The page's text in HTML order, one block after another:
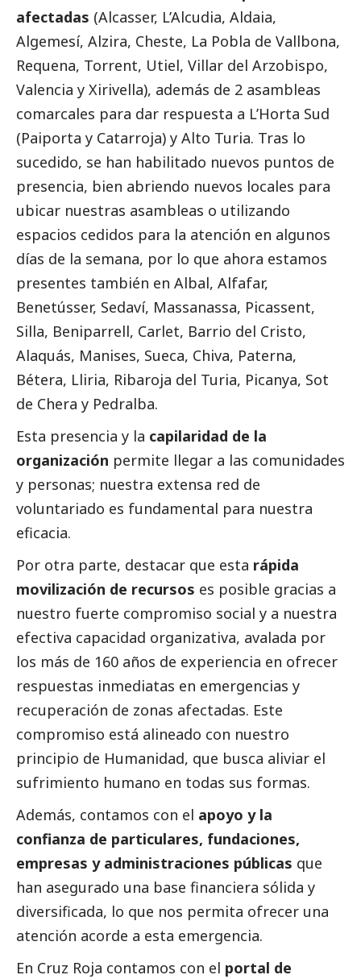
afectadas (Alcasser, L’Alcudia, Aldaia,
Algemesí, Alzira, Cheste, La Pobla de Vallbona,
Requena, Torrent, Utiel, Villar del Arzobispo,
Valencia y Xirivella), además de 2 asambleas
comarcales para dar respuesta a L’Horta Sud
(Paiporta y Catarroja) y Alto Turia. Tras lo
sucedido, se han habilitado nuevos puntos de
presencia, bien abriendo nuevos locales para
ubicar nuestras asambleas o utilizando
espacios cedidos para la atención en algunos
días de la semana, por lo que ahora estamos
presentes también en Albal, Alfafar,
Benetússer, Sedaví, Massanassa, Picassent,
Silla, Beniparrell, Carlet, Barrio del Cristo,
Alaquás, Manises, Sueca, Chiva, Paterna,
Bétera, Lliria, Ribaroja del Turia, Picanya, Sot
de Chera y Pedralba.
Esta presencia y la capilaridad de la
organización permite llegar a las comunidades
y personas; nuestra extensa red de
voluntariado es fundamental para nuestra
eficacia.
Por otra parte, destacar que esta rápida
movilización de recursos es posible gracias a
nuestro fuerte compromiso social y a nuestra
efectiva capacidad organizativa, avalada por
los más de 160 años de experiencia en ofrecer
respuestas inmediatas en emergencias y
recuperación de zonas afectadas. Este
compromiso está alineado con nuestro
principio de Humanidad, que busca aliviar el
sufrimiento humano en todas sus formas.
Además, contamos con el apoyo y la
confianza de particulares, fundaciones,
empresas y administraciones públicas que
han asegurado una base financiera sólida y
diversificada, lo que nos permita ofrecer una
atención acorde a esta emergencia.
En Cruz Roja contamos con el portal de